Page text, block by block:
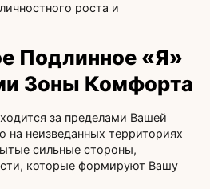
роста и
Подлинное «Я»
Зоны Комфорта
за пределами Вашей
неизведанных территориях
сильные стороны,
которые формируют Вашу